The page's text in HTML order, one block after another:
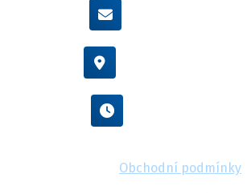
Obchodní podmínky